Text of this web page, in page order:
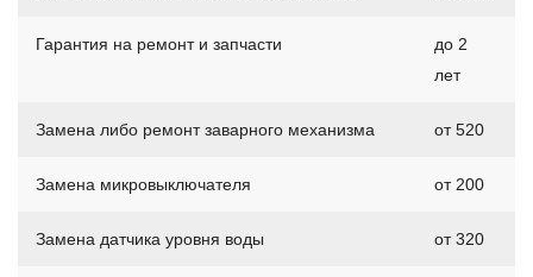
Гарантия на ремонт и запчасти
до 2
лет
Замена либо ремонт заварного механизма от 520
Замена микровыключателя от 200
Замена датчика уровня воды от 320